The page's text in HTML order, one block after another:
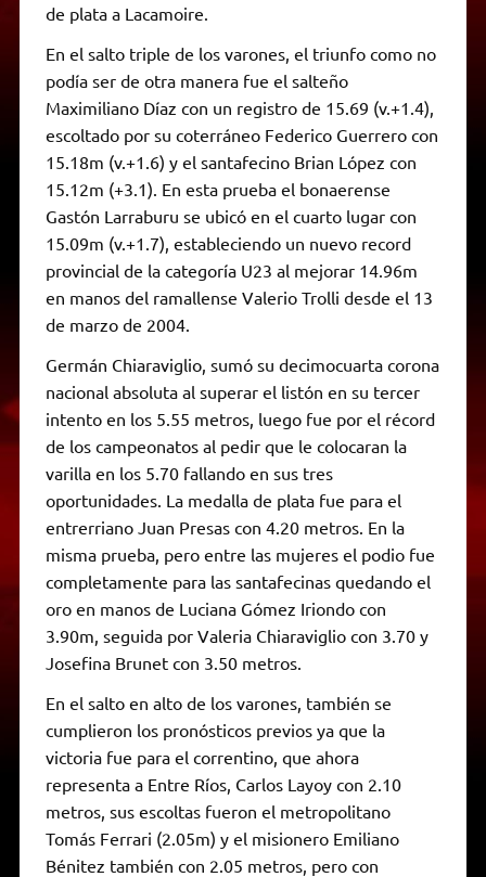
de plata a Lacamoire.
En el salto triple de los varones, el triunfo como no
podía ser de otra manera fue el salteño
Maximiliano Díaz con un registro de 15.69 (v.+1.4),
escoltado por su coterráneo Federico Guerrero con
15.18m (v.+1.6) y el santafecino Brian López con
15.12m (+3.1). En esta prueba el bonaerense
Gastón Larraburu se ubicó en el cuarto lugar con
15.09m (v.+1.7), estableciendo un nuevo record
provincial de la categoría U23 al mejorar 14.96m
en manos del ramallense Valerio Trolli desde el 13
de marzo de 2004.
Germán Chiaraviglio, sumó su decimocuarta corona
nacional absoluta al superar el listón en su tercer
intento en los 5.55 metros, luego fue por el récord
de los campeonatos al pedir que le colocaran la
varilla en los 5.70 fallando en sus tres
oportunidades. La medalla de plata fue para el
entrerriano Juan Presas con 4.20 metros. En la
misma prueba, pero entre las mujeres el podio fue
completamente para las santafecinas quedando el
oro en manos de Luciana Gómez Iriondo con
3.90m, seguida por Valeria Chiaraviglio con 3.70 y
Josefina Brunet con 3.50 metros.
En el salto en alto de los varones, también se
cumplieron los pronósticos previos ya que la
victoria fue para el correntino, que ahora
representa a Entre Ríos, Carlos Layoy con 2.10
metros, sus escoltas fueron el metropolitano
Tomás Ferrari (2.05m) y el misionero Emiliano
Bénitez también con 2.05 metros, pero con